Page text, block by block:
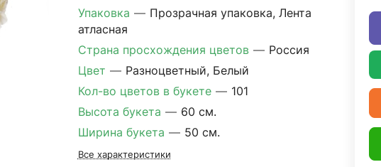
Упаковка — Прозрачная упаковка, Лента
атласная
Страна просхождения цветов — Россия
Цвет — Разноцветный, Белый
Кол-во цветов в букете — 101
Высота букета — 60 см.
Ширина букета — 50 см.
Все характеристики